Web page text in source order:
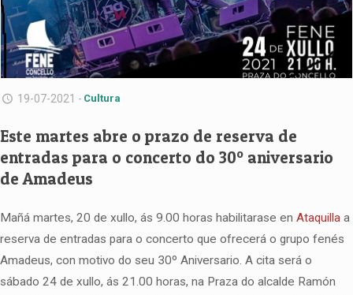
19-07-2021 - Cultura
Este martes abre o prazo de reserva de
entradas para o concerto do 30º aniversario
de Amadeus
Mañá martes, 20 de xullo, ás 9.00 horas habilitarase en Ataquilla a
reserva de entradas para o concerto que ofrecerá o grupo fenés
Amadeus, con motivo do seu 30º Aniversario. A cita será o
sábado 24 de xullo, ás 21.00 horas, na Praza do alcalde Ramón